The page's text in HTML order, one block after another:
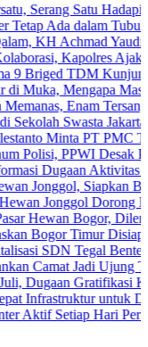
Satu Hadapi Tiga
dalam Tubuh Anak
Yaudin Sogir
Ajak Media
TDM Kunjungi Pos
Mengapa Masih
Enam Tersangka
Jakarta Selatan
PT PMC Tunda
Desak
Aktivitas di
Siapkan Bogor
Dorong Ekonomi
Bogor, Dilengkapi
Timur Disiapkan Jadi
Tegal Benteng,
Jadi Ujung Tombak
Gratifikasi Kuansing
untuk Dongkrak
Hari Perluas